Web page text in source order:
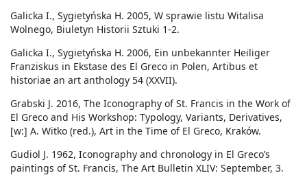
Galicka I., Sygietyńska H. 2005, W sprawie listu Witalisa
Wolnego, Biuletyn Historii Sztuki 1-2.
Galicka I., Sygietyńska H. 2006, Ein unbekannter Heiliger
Franziskus in Ekstase des El Greco in Polen, Artibus et
historiae an art anthology 54 (XXVII).
Grabski J. 2016, The Iconography of St. Francis in the Work of
El Greco and His Workshop: Typology, Variants, Derivatives,
[w:] A. Witko (red.), Art in the Time of El Greco, Kraków.
Gudiol J. 1962, Iconography and chronology in El Greco’s
paintings of St. Francis, The Art Bulletin XLIV: September, 3.